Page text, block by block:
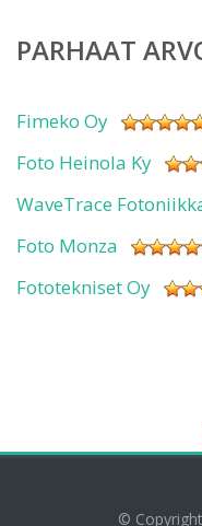
PARHAAT
Fimeko Oy
Foto Heinola Ky
WaveTrace
Foto Monza
Fototekniset Oy
©